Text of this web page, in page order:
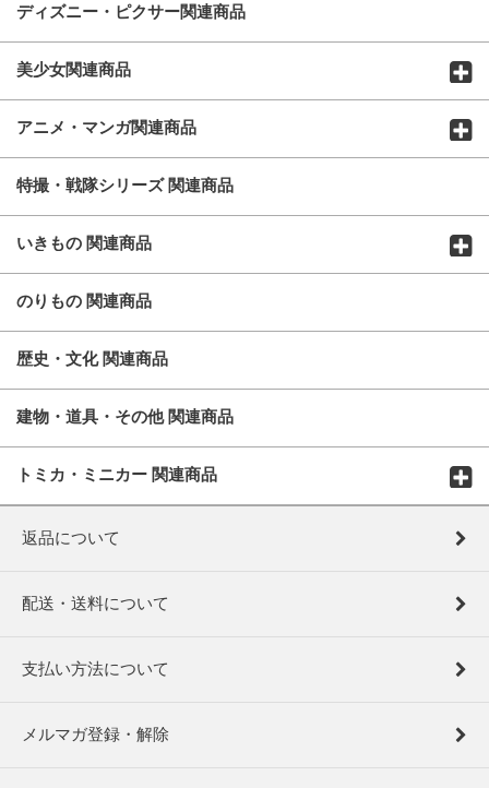
ディズニー・ピクサー関連商品
美少女関連商品
アニメ・マンガ関連商品
特撮・戦隊シリーズ 関連商品
いきもの 関連商品
のりもの 関連商品
歴史・文化 関連商品
建物・道具・その他 関連商品
トミカ・ミニカー 関連商品
返品について
配送・送料について
支払い方法について
メルマガ登録・解除